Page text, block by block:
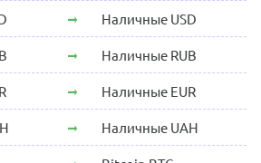
Наличные USD
Наличные RUB
Наличные EUR
Наличные UAH